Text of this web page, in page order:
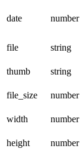
date number
file string
thumb
string
file_size
number
width
number
height
number